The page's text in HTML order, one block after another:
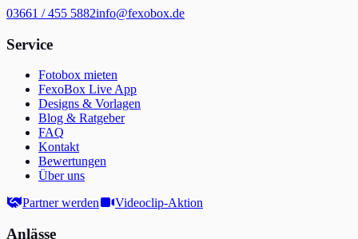
03661 / 455 5882info@fexobox.de
Service
Fotobox mieten
FexoBox Live App
Designs & Vorlagen
Blog & Ratgeber
FAQ
Kontakt
Bewertungen
Über uns
Partner werden
Videoclip-Aktion
Anlässe